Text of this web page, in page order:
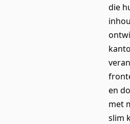
die
en
met
slim